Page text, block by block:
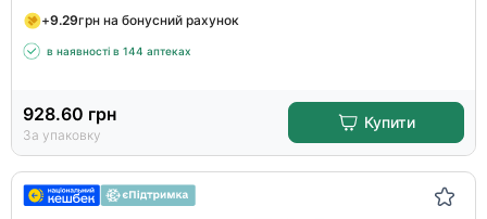
+9.29грн на бонусний рахунок
в наявності в 144 аптеках
928.60 грн
За упаковку
Купити